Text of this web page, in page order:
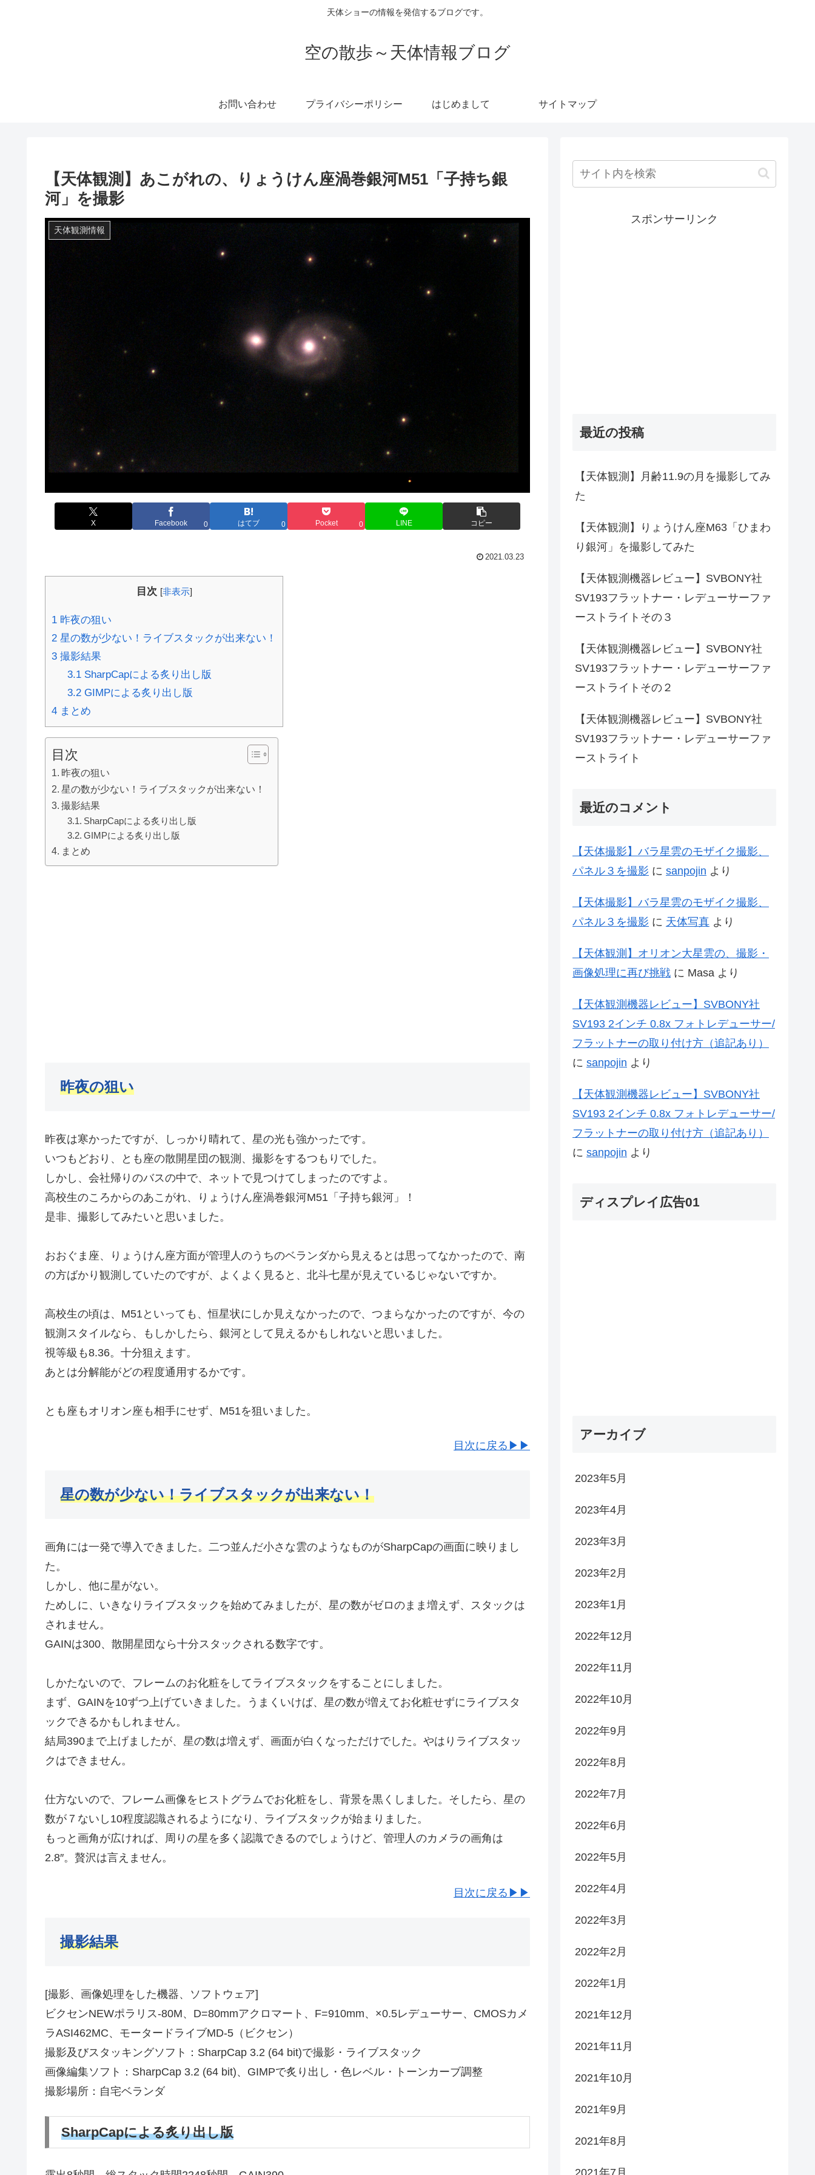
天体ショーの情報を発信するブログです。
空の散歩～天体情報ブログ
お問い合わせ プライバシーポリシー はじめまして サイトマップ
【天体観測】あこがれの、りょうけん座渦巻銀河M51「子持ち銀
河」を撮影
天体観測情報
X Facebook 0 はてブ 0 Pocket 0 LINE コピー
2021.03.23
目次 [非表示]
1 昨夜の狙い
2 星の数が少ない！ライブスタックが出来ない！
3 撮影結果
3.1SharpCapによる炙り出し版
3.2GIMPによる炙り出し版
4 まとめ
目次
昨夜の狙い
星の数が少ない！ライブスタックが出来ない！
撮影結果
SharpCapによる炙り出し版
GIMPによる炙り出し版
まとめ
昨夜の狙い
昨夜は寒かったですが、しっかり晴れて、星の光も強かったです。
いつもどおり、とも座の散開星団の観測、撮影をするつもりでした。
しかし、会社帰りのバスの中で、ネットで見つけてしまったのですよ。
高校生のころからのあこがれ、りょうけん座渦巻銀河M51「子持ち銀河」！
是非、撮影してみたいと思いました。
おおぐま座、りょうけん座方面が管理人のうちのベランダから見えるとは思ってなかったので、南
の方ばかり観測していたのですが、よくよく見ると、北斗七星が見えているじゃないですか。
高校生の頃は、M51といっても、恒星状にしか見えなかったので、つまらなかったのですが、今の
観測スタイルなら、もしかしたら、銀河として見えるかもしれないと思いました。
視等級も8.36。十分狙えます。
あとは分解能がどの程度通用するかです。
とも座もオリオン座も相手にせず、M51を狙いました。
目次に戻る▶▶
星の数が少ない！ライブスタックが出来ない！
画角には一発で導入できました。二つ並んだ小さな雲のようなものがSharpCapの画面に映りまし
た。
しかし、他に星がない。
ためしに、いきなりライブスタックを始めてみましたが、星の数がゼロのまま増えず、スタックは
されません。
GAINは300、散開星団なら十分スタックされる数字です。
しかたないので、フレームのお化粧をしてライブスタックをすることにしました。
まず、GAINを10ずつ上げていきました。うまくいけば、星の数が増えてお化粧せずにライブスタ
ックできるかもしれません。
結局390まで上げましたが、星の数は増えず、画面が白くなっただけでした。やはりライブスタッ
クはできません。
仕方ないので、フレーム画像をヒストグラムでお化粧をし、背景を黒くしました。そしたら、星の
数が７ないし10程度認識されるようになり、ライブスタックが始まりました。
もっと画角が広ければ、周りの星を多く認識できるのでしょうけど、管理人のカメラの画角は
2.8″。贅沢は言えません。
目次に戻る▶▶
撮影結果
[撮影、画像処理をした機器、ソフトウェア]
ビクセンNEWポラリス-80M、D=80mmアクロマート、F=910mm、×0.5レデューサー、CMOSカメ
ラASI462MC、モータードライブMD-5（ビクセン）
撮影及びスタッキングソフト：SharpCap 3.2 (64 bit)で撮影・ライブスタック
画像編集ソフト：SharpCap 3.2 (64 bit)、GIMPで炙り出し・色レベル・トーンカーブ調整
撮影場所：自宅ベランダ
SharpCapによる炙り出し版
スポンサーリンク
最近の投稿
【天体観測】月齢11.9の月を撮影してみ
た
【天体観測】りょうけん座M63「ひまわ
り銀河」を撮影してみた
【天体観測機器レビュー】SVBONY社
SV193フラットナー・レデューサーファ
ーストライトその３
【天体観測機器レビュー】SVBONY社
SV193フラットナー・レデューサーファ
ーストライトその２
【天体観測機器レビュー】SVBONY社
SV193フラットナー・レデューサーファ
ーストライト
最近のコメント
【天体撮影】バラ星雲のモザイク撮影、
パネル３を撮影 に sanpojin より
【天体撮影】バラ星雲のモザイク撮影、
パネル３を撮影 に 天体写真 より
【天体観測】オリオン大星雲の、撮影・
画像処理に再び挑戦 に Masa より
【天体観測機器レビュー】SVBONY社
SV193 2インチ 0.8x フォトレデューサー/
フラットナーの取り付け方（追記あり）
に sanpojin より
【天体観測機器レビュー】SVBONY社
SV193 2インチ 0.8x フォトレデューサー/
フラットナーの取り付け方（追記あり）
に sanpojin より
ディスプレイ広告01
アーカイブ
2023年5月
2023年4月
2023年3月
2023年2月
2023年1月
2022年12月
2022年11月
2022年10月
2022年9月
2022年8月
2022年7月
2022年6月
2022年5月
2022年4月
2022年3月
2022年2月
2022年1月
2021年12月
2021年11月
2021年10月
2021年9月
2021年8月
2021年7月